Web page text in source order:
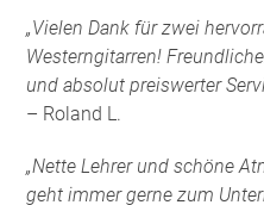
„Vielen Dank für zwei
Westerngitarren!
und absolut preiswerter
– Roland L.
„Nette Lehrer und schöne
geht immer gerne zum